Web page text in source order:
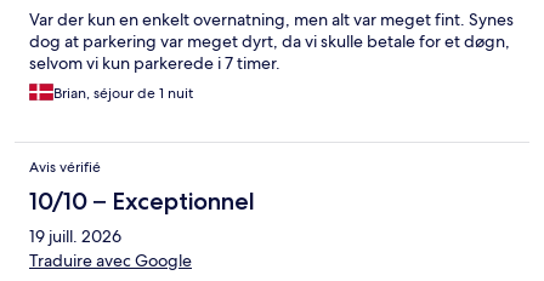
Var der kun en enkelt overnatning, men alt var meget fint. Synes
dog at parkering var meget dyrt, da vi skulle betale for et døgn,
selvom vi kun parkerede i 7 timer.
Brian, séjour de 1 nuit
Avis vérifié
10/10 – Exceptionnel
19 juill. 2026
Traduire avec Google